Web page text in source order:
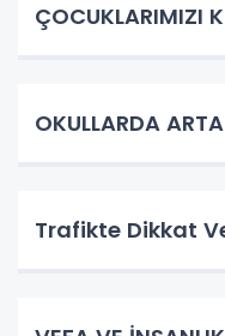
ÇOCUKLARIMIZI
OKULLARDA
Trafikte Dikkat